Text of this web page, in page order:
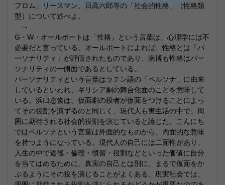
フロム、リースマン、日高六郎等の「社会的性格」（性格類
型）について述べよ。
→
G・W・オールポートは「性格」という言葉は、心理学には不
必要だと言っている。オールポートによれば、性格とは「パ
ーソナリティ」が評価されたものであり、南博も性格はパー
ソナリティの一側面であるとしている。
パーソナリティという言葉はラテン語の「ペルソナ」に由来
しているといわれ、ギリシア劇の舞台化面のことを意味して
いる。浜口恵俊は、仮面劇の役者が仮面をつけることによっ
てその役割を演ずるのと同じく、現代人も実生活の中で、周
囲に期待される社会的役割を演じていると論じた。こんにち
ではペルソナという言葉は外面的なものから、内面的な意味
を持つようになっている。現代人の自己には二面性があり、
人生の中で道徳・倫理・慣習・役割などといった価値に自分
を当てはめるために、真実の自己とは別に、まるで仮面をか
ぶるようにその役を演じることがよくある。現実社会では、